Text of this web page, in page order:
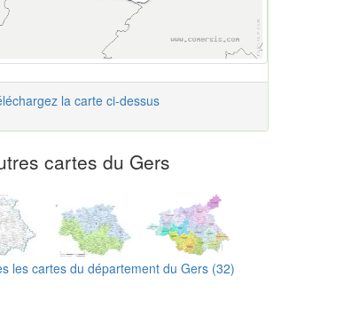
la carte ci-dessus
cartes du Gers
les cartes du département du Gers (32)